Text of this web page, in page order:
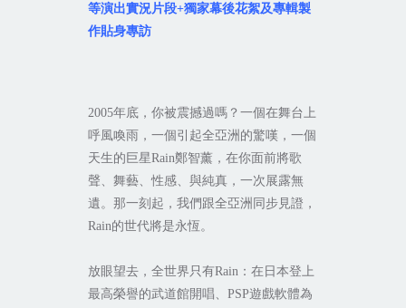
等演出實況片段+獨家幕後花絮及專輯製
作貼身專訪
2005年底，你被震撼過嗎？一個在舞台上
呼風喚雨，一個引起全亞洲的驚嘆，一個
天生的巨星Rain鄭智薰，在你面前將歌
聲、舞藝、性感、與純真，一次展露無
遺。那一刻起，我們跟全亞洲同步見證 ，
Rain的世代將是永恆。
放眼望去，全世界只有Rain ：在日本登上
最高榮譽的武道館開唱、 PSP遊戲軟體為